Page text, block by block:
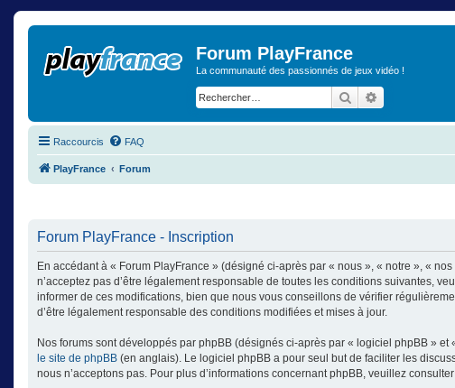
Forum PlayFrance
La communauté des passionnés de jeux vidéo !
Rechercher
Raccourcis FAQ
PlayFrance Forum
Forum PlayFrance - Inscription
En accédant à « Forum PlayFrance » (désigné ci-après par « nous », « notre », «
n’acceptez pas d’être légalement responsable de toutes les conditions suivantes,
informer de ces modifications, bien que nous vous conseillons de vérifier
d’être légalement responsable des conditions modifiées et mises à jour.
Nos forums sont développés par phpBB (désignés ci-après par « logiciel phpBB »
le site de phpBB (en anglais). Le logiciel phpBB a pour seul but de faciliter les
nous n’acceptons pas. Pour plus d’informations concernant phpBB, veuillez consulter